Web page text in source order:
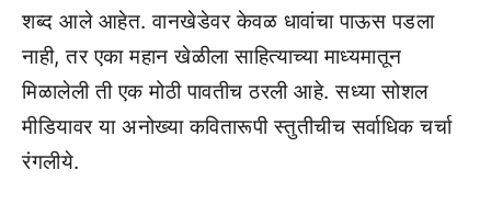
शब्द आले आहेत. वानखेडेवर केवळ धावांचा पाऊस पडला
नाही, तर एका महान खेळीला साहित्याच्या माध्यमातून
मिळालेली ती एक मोठी पावतीच ठरली आहे. सध्या सोशल
मीडियावर या अनोख्या कवितारूपी स्तुतीचीच सर्वाधिक चर्चा
रंगलीये.